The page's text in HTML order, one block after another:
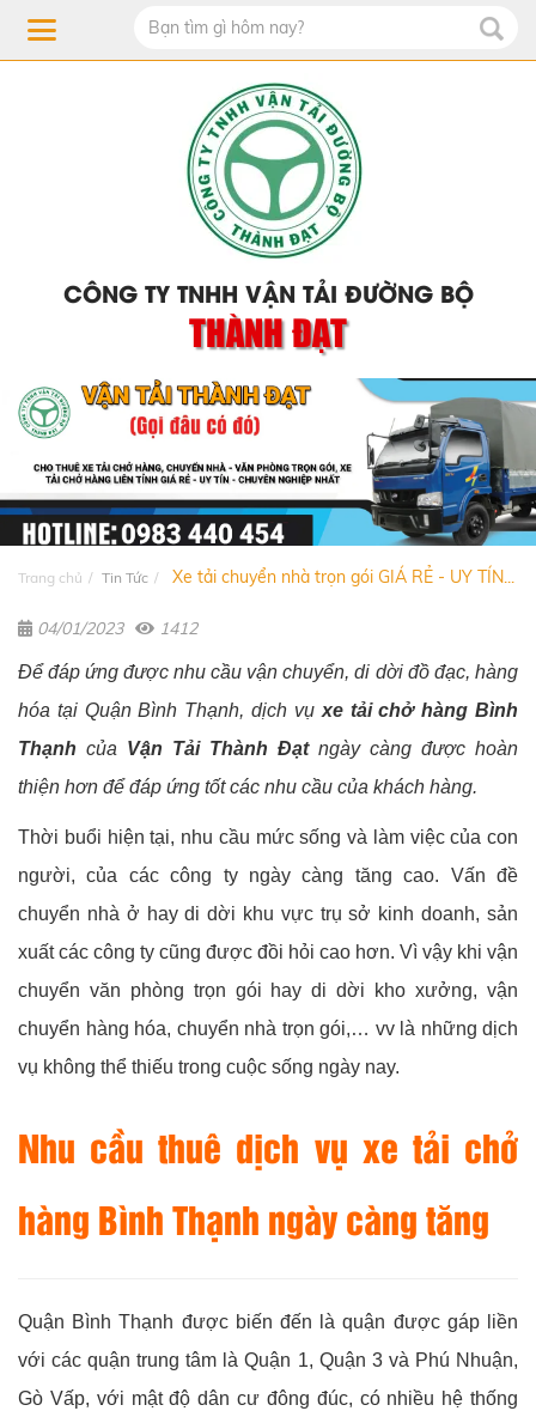
CÔNG TY TNHH VẬN TẢI ĐƯỜNG BỘ
THÀNH ĐẠT
Trang chủ Tin Tức Xe tải chuyển nhà trọn gói GIÁ RẺ - UY TÍN...
04/01/2023 1412
Để đáp ứng được nhu cầu vận chuyển, di dời đồ đạc, hàng
hóa tại Quận Bình Thạnh, dịch vụ xe tải chở hàng Bình
Thạnh của Vận Tải Thành Đạtngày càng được hoàn
thiện hơn để đáp ứng tốt các nhu cầu của khách hàng.
Thời buổi hiện tại, nhu cầu mức sống và làm việc của con
người, của các công ty ngày càng tăng cao. Vấn đề
chuyển nhà ở hay di dời khu vực trụ sở kinh doanh, sản
xuất các công ty cũng được đồi hỏi cao hơn. Vì vậy khi vận
chuyển văn phòng trọn gói hay di dời kho xưởng, vận
chuyển hàng hóa, chuyển nhà trọn gói,… vv là những dịch
vụ không thể thiếu trong cuộc sống ngày nay.
Nhu cầu thuê dịch vụ xe tải chở
hàng Bình Thạnh ngày càng tăng
Quận Bình Thạnh được biến đến là quận được gáp liền
với các quận trung tâm là Quận 1, Quận 3 và Phú Nhuận,
Gò Vấp, với mật độ dân cư đông đúc, có nhiều hệ thống